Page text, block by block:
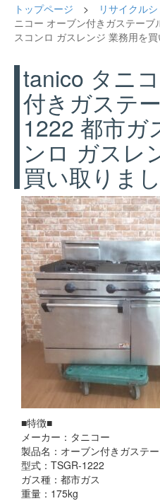
トップページ > リサイクル
ニコー オーブン付きガステー
スコンロ ガスレンジ 業務用を
tanico タニ
付きガステ
1222 都市ガ
ンロ ガスレ
買い取りま
■特徴■
メーカー：タニコー
製品名：オーブン付きガステ
型式：TSGR-1222
ガス種：都市ガス
重量：175kg